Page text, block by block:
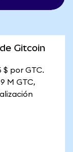
Gitcoin
$ por GTC.
M GTC,